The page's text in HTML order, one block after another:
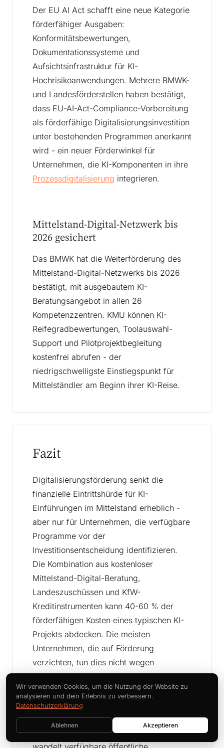
Der EU AI Act schafft eine neue Kategorie
förderfähiger Ausgaben:
Konformitätsbewertungen,
Dokumentationssysteme und
Aufsichtsinfrastruktur für KI-
Hochrisikoanwendungen. Mehrere BMWK-
und Landesförderstellen haben bestätigt,
dass EU-AI-Act-Compliance-Vorbereitung
als förderfähige Digitalisierungsinvestition
unter bestehenden Programmen anerkannt
wird - ein neuer Förderwinkel für
Unternehmen, die KI-Komponenten in ihre
Prozessdigitalisierung integrieren.
Mittelstand-Digital-Netzwerk bis
2026 gesichert
Das BMWK hat die Weiterförderung des
Mittelstand-Digital-Netzwerks bis 2026
bestätigt, mit ausgebautem KI-
Beratungsangebot in allen 26
Kompetenzzentren. KMU können KI-
Reifegradbewertungen, Toolauswahl-
Support und Pilotprojektbegleitung
kostenfrei abrufen - der
niedrigschwelligste Einstiegspunkt für
Mittelständler am Beginn ihrer KI-Reise.
Fazit
Digitalisierungsförderung senkt die
finanzielle Eintrittshürde für KI-
Einführungen im Mittelstand erheblich -
aber nur für Unternehmen, die verfügbare
Programme vor der
Investitionsentscheidung identifizieren.
Die Kombination aus kostenloser
Mittelstand-Digital-Beratung,
Landeszuschüssen und KfW-
Kreditinstrumenten kann 40-60 % der
förderfähigen Kosten eines typischen KI-
Projekts abdecken. Die meisten
Unternehmen, die auf Förderung
verzichten, tun dies nicht wegen
fehlender Antragsberechtigung, sondern
mangels Kenntnis der verfügbaren
Programme. Förderidentifikation als festen
Bestandteil derdigitalen Reifebewertung
und KI-Roadmap-Planung zu verankern
Wir verwenden Cookies, um die Nutzung der Website zu
analysieren und dein Erlebnis zu verbessern.
Datenschutzerklärung
Ablehnen Akzeptieren